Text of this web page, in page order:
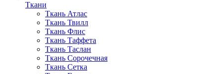
Ткани
Ткань Атлас
Ткань Твилл
Ткань Флис
Ткань Таффета
Ткань Таслан
Ткань Сорочечная
Ткань Сетка